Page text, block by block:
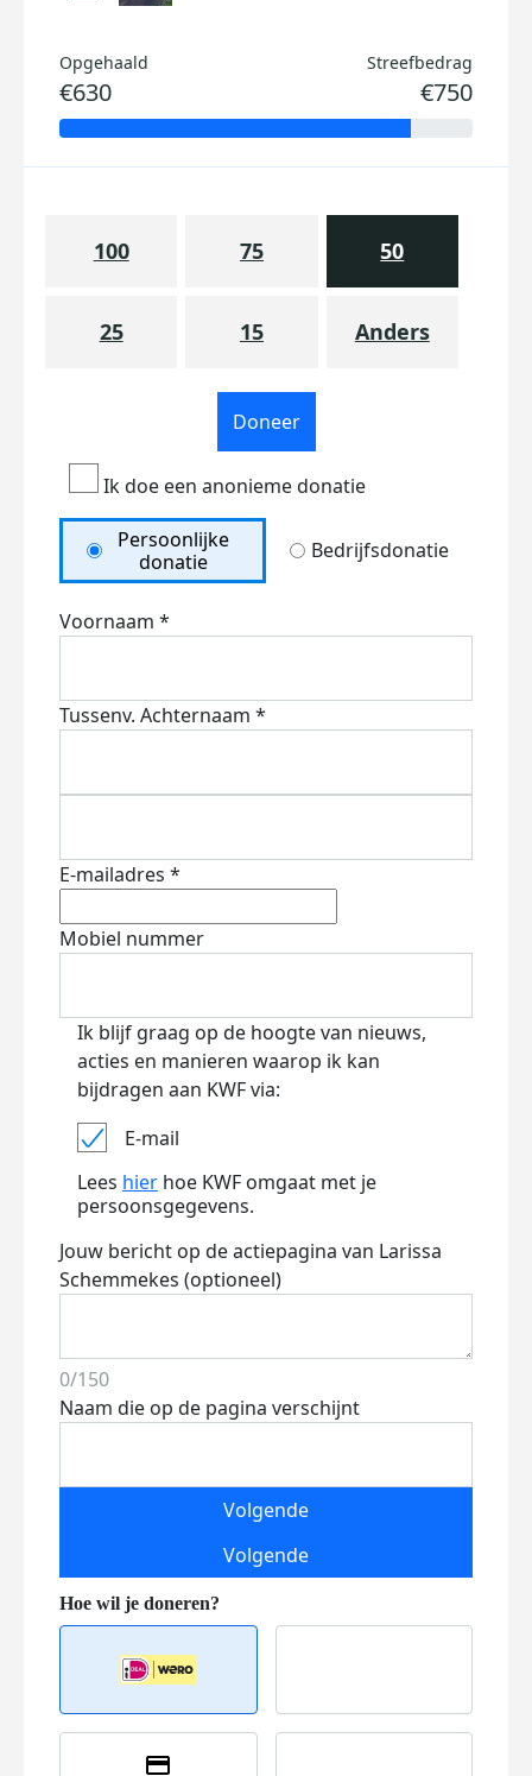
Opgehaald
€630
Streefbedrag
€750
100 75 50
25 15 Anders
Doneer
Ik doe een anonieme donatie
Persoonlijke
donatie
Bedrijfsdonatie
Voornaam *
Tussenv. Achternaam *
E-mailadres *
Mobiel nummer
Ik blijf graag op de hoogte van nieuws,
acties en manieren waarop ik kan
bijdragen aan KWF via:
E-mail
Lees hier hoe KWF omgaat met je
persoonsgegevens.
Jouw bericht op de actiepagina van Larissa
Schemmekes (optioneel)
0/150
Naam die op de pagina verschijnt
Volgende
Volgende